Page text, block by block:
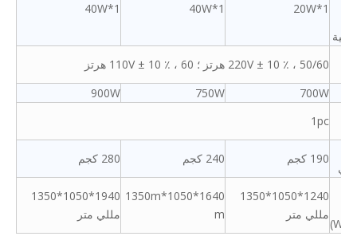
20W*1
40W*1
40W*1
220V ± 10 ٪ ، 50/60 هرتز ؛ 110V ± 10 ٪ ، 60 هرتز
700W
750W
900W
1pc
190 كجم 240 كجم
280 كجم
1240*1050*1350
مللي متر
1640*1050*1350m
m
1940*1050*1350
مللي متر